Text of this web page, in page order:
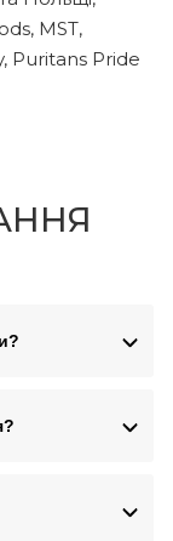
MST,
Puritans Pride